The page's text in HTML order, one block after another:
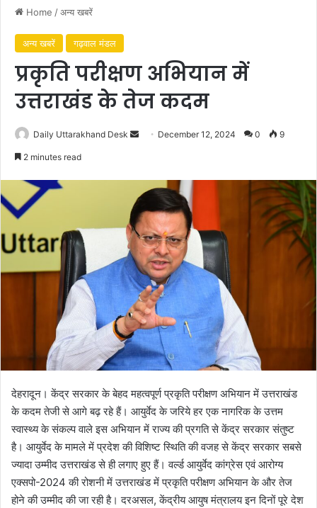
Home /अन्य खबरें
अन्य खबरें गढ़वाल मंडल
प्रकृति परीक्षण अभियान में
उत्तराखंड के तेज कदम
Daily Uttarakhand Desk
a
n
e
m
a
i
l
December 12, 2024 0 9
2 minutes read
देहरादून। केंद्र सरकार के बेहद महत्वपूर्ण प्रकृति परीक्षण अभियान में उत्तराखंड
के कदम तेजी से आगे बढ़ रहे हैं। आयुर्वेद के जरिये हर एक नागरिक के उत्तम
स्वास्थ्य के संकल्प वाले इस अभियान में राज्य की प्रगति से केंद्र सरकार संतुष्ट
है। आयुर्वेद के मामले में प्रदेश की विशिष्ट स्थिति की वजह से केंद्र सरकार सबसे
ज्यादा उम्मीद उत्तराखंड से ही लगाए हुए हैं। वर्ल्ड आयुर्वेद कांग्रेस एवं आरोग्य
एक्सपो-2024 की रोशनी में उत्तराखंड में प्रकृति परीक्षण अभियान के और तेज
होने की उम्मीद की जा रही है। दरअसल, केंद्रीय आयुष मंत्रालय इन दिनों पूरे देश